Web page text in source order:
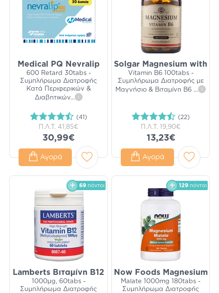
Medical PQ Nevralip
600 Retard 30tabs -
Συμπλήρωμα Διατροφής
Κατά Περιφερικών &
Διαβητικών... i
(41)
Π.Λ.Τ. 41,85€
30,99€
Αγορά
Solgar Magnesium with
Vitamin Β6 100tabs -
Συμπλήρωμα Διατροφής με
Μαγνήσιο & Βιταμίνη Β6 ... i
(22)
Π.Λ.Τ. 19,90€
13,23€
Αγορά
69 πόντοι
Lamberts Βιταμίνη B12
1000μg, 60tabs -
Συμπλήρωμα Διατροφής
129 πόντοι
Now Foods Magnesium
Malate 1000mg 180tabs -
Συμπλήρωμα Διατροφής